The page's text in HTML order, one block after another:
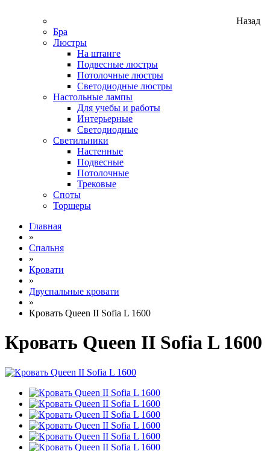
Назад
Бра
Люстры
На штанге
Подвесные люстры
Потолочные люстры
Светодиодные люстры
Настольные лампы
Для учебы и работы
Интерьерные
Светодиодные
Светильники
Настенные
Подвесные
Потолочные
Трековые
Споты
Торшеры
Главная
»
Спальня
»
Кровати
»
Двуспальные кровати
»
Кровать Queen II Sofia L 1600
Кровать Queen II Sofia L 1600